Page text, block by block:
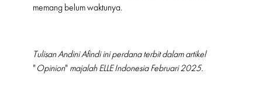
memang belum waktunya.
Tulisan Andini Afindi ini perdana terbit dalam artikel
"Opinion" majalah ELLE Indonesia Februari 2025.